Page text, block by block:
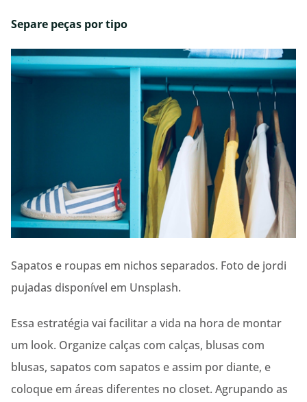
Separe peças por tipo
Sapatos e roupas em nichos separados. Foto de jordi
pujadas disponível em Unsplash.
Essa estratégia vai facilitar a vida na hora de montar
um look. Organize calças com calças, blusas com
blusas, sapatos com sapatos e assim por diante, e
coloque em áreas diferentes no closet. Agrupando as